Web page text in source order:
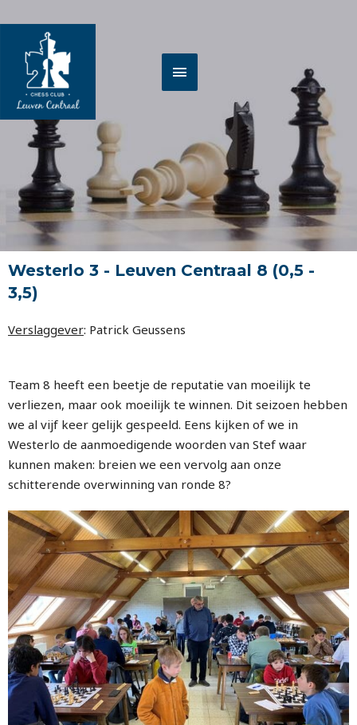
naar
inhoud
Westerlo 3 - Leuven Centraal 8 (0,5 -
3,5)
Verslaggever: Patrick Geussens
Team 8 heeft een beetje de reputatie van moeilijk te
verliezen, maar ook moeilijk te winnen. Dit seizoen hebben
we al vijf keer gelijk gespeeld. Eens kijken of we in
Westerlo de aanmoedigende woorden van Stef waar
kunnen maken: breien we een vervolg aan onze
schitterende overwinning van ronde 8?